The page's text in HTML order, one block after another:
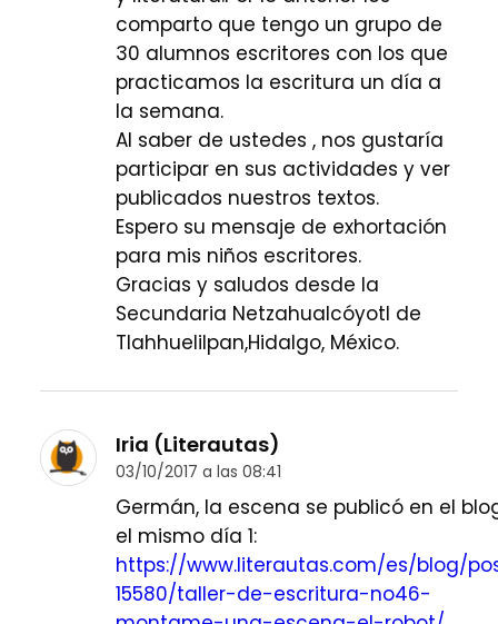
comparto que tengo un grupo de
30 alumnos escritores con los que
practicamos la escritura un día a
la semana.
Al saber de ustedes , nos gustaría
participar en sus actividades y ver
publicados nuestros textos.
Espero su mensaje de exhortación
para mis niños escritores.
Gracias y saludos desde la
Secundaria Netzahualcóyotl de
Tlahhuelilpan,Hidalgo, México.
Iria (Literautas)
03/10/2017 a las 08:41
Germán, la escena se publicó en el
el mismo día 1:
https://www.literautas.com/es/blog/
15580/taller-de-escritura-no46-